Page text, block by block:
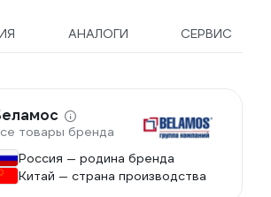
АНАЛОГИ СЕРВИС
товары бренда
Россия — родина бренда
Китай — страна производства